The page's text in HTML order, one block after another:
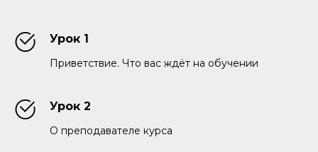
Урок 1
Приветствие. Что вас ждёт на обучении
Урок 2
О преподавателе курса